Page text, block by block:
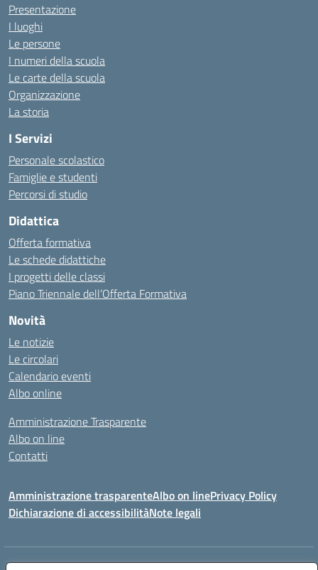
Presentazione
I luoghi
Le persone
I numeri della scuola
Le carte della scuola
Organizzazione
La storia
I Servizi
Personale scolastico
Famiglie e studenti
Percorsi di studio
Didattica
Offerta formativa
Le schede didattiche
I progetti delle classi
Piano Triennale dell’Offerta Formativa
Novità
Le notizie
Le circolari
Calendario eventi
Albo online
Amministrazione Trasparente
Albo on line
Contatti
Amministrazione trasparenteAlbo on linePrivacy Policy
Dichiarazione di accessibilitàNote legali